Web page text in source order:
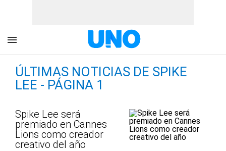
ÚLTIMAS NOTICIAS DE SPIKE
LEE - PÁGINA 1
Spike Lee será
premiado en Cannes
Lions como creador
creativo del año